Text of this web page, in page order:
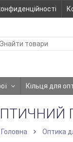
Кільця для
Головна Оптика